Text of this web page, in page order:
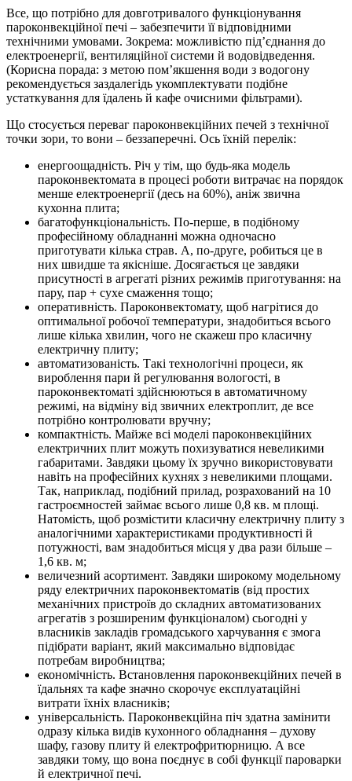
Все, що потрібно для довготривалого функціонування
пароконвекційної печі – забезпечити її відповідними
технічними умовами. Зокрема: можливістю під’єднання до
електроенергії, вентиляційної системи й водовідведення.
(Корисна порада: з метою пом’якшення води з водогону
рекомендується заздалегідь укомплектувати подібне
устаткування для їдалень й кафе очисними фільтрами).
Що стосується переваг пароконвекційних печей з технічної
точки зори, то вони – беззаперечні. Ось їхній перелік:
енергоощадність. Річ у тім, що будь-яка модель
пароконвектомата в процесі роботи витрачає на порядок
менше електроенергії (десь на 60%), аніж звична
кухонна плита;
багатофункціональність. По-перше, в подібному
професійному обладнанні можна одночасно
приготувати кілька страв. А, по-друге, робиться це в
них швидше та якісніше. Досягається це завдяки
присутності в агрегаті різних режимів приготування: на
пару, пар + сухе смаження тощо;
оперативність. Пароконвектомату, щоб нагрітися до
оптимальної робочої температури, знадобиться всього
лише кілька хвилин, чого не скажеш про класичну
електричну плиту;
автоматизованість. Такі технологічні процеси, як
вироблення пари й регулювання вологості, в
пароконвектоматі здійснюються в автоматичному
режимі, на відміну від звичних електроплит, де все
потрібно контролювати вручну;
компактність. Майже всі моделі пароконвекційних
електричних плит можуть похизуватися невеликими
габаритами. Завдяки цьому їх зручно використовувати
навіть на професійних кухнях з невеликими площами.
Так, наприклад, подібний прилад, розрахований на 10
гастроємностей займає всього лише 0,8 кв. м площі.
Натомість, щоб розмістити класичну електричну плиту з
аналогічними характеристиками продуктивності й
потужності, вам знадобиться місця у два рази більше –
1,6 кв. м;
величезний асортимент. Завдяки широкому модельному
ряду електричних пароконвектоматів (від простих
механічних пристроїв до складних автоматизованих
агрегатів з розширеним функціоналом) сьогодні у
власників закладів громадського харчування є змога
підібрати варіант, який максимально відповідає
потребам виробництва;
економічність. Встановлення пароконвекційних печей в
їдальнях та кафе значно скорочує експлуатаційні
витрати їхніх власників;
універсальність. Пароконвекційна піч здатна замінити
одразу кілька видів кухонного обладнання – духову
шафу, газову плиту й електрофритюрницю. А все
завдяки тому, що вона поєднує в собі функції пароварки
й електричної печі.